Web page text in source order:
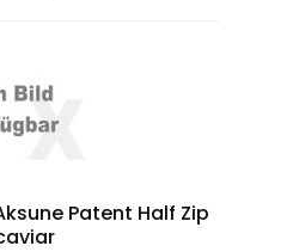
Patent Half Zip